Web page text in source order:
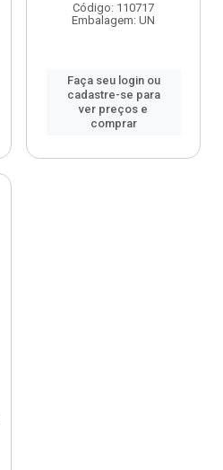
Código: 110717
Embalagem: UN
Faça seu login ou
cadastre-se para
ver preços e
comprar